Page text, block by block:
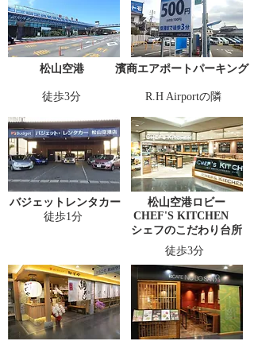
松山空港 濱商エアポートパーキング
徒歩3分
バジェットレンタカー
徒歩1分
R.H Airportの隣
松山空港ロビー
CHEF'S KITCHEN
シェフのこだわり台所
徒歩3分